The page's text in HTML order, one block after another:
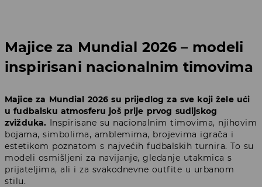
Majice za Mundial 2026 – modeli
inspirisani nacionalnim timovima
Majice za Mundial 2026 su prijedlog za sve koji žele ući
u fudbalsku atmosferu još prije prvog sudijskog
zvižduka. Inspirisane su nacionalnim timovima, njihovim
bojama, simbolima, amblemima, brojevima igrača i
estetikom poznatom s najvećih fudbalskih turnira. To su
modeli osmišljeni za navijanje, gledanje utakmica s
prijateljima, ali i za svakodnevne outfite u urbanom
stilu.